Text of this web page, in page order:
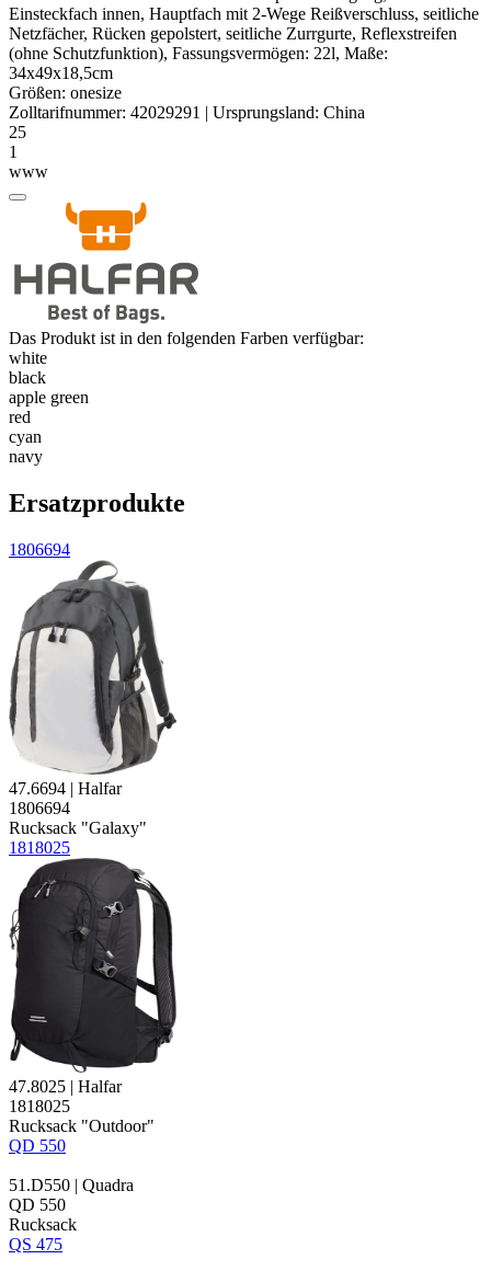
Einsteckfach innen, Hauptfach mit 2-Wege Reißverschluss, seitliche
Netzfächer, Rücken gepolstert, seitliche Zurrgurte, Reflexstreifen
(ohne Schutzfunktion), Fassungsvermögen: 22l, Maße:
34x49x18,5cm
Größen: onesize
Zolltarifnummer: 42029291 | Ursprungsland: China
25
1
www
Das Produkt ist in den folgenden Farben verfügbar:
white
black
apple green
red
cyan
navy
Ersatzprodukte
1806694
47.6694 | Halfar
1806694
Rucksack "Galaxy"
1818025
47.8025 | Halfar
1818025
Rucksack "Outdoor"
QD 550
51.D550 | Quadra
QD 550
Rucksack
QS 475